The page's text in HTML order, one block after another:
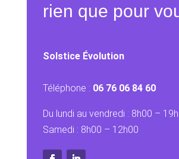
rien que pour
Solstice Évolution
Téléphone : 06 76 06 84 60
Du lundi au vendredi : 8h00 –
Samedi : 8h00 – 12h00